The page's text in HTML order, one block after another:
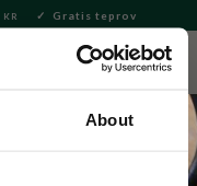
About
KR Gratis teprov